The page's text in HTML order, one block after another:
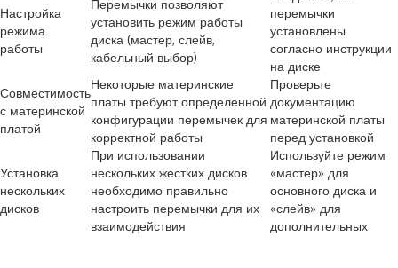
Настройка
режима
работы
Перемычки позволяют
установить режим работы
диска (мастер, слейв,
кабельный выбор)
перемычки
установлены
согласно инструкции
на диске
Совместимость
с материнской
платой
Некоторые материнские
платы требуют определенной
конфигурации перемычек для
корректной работы
Проверьте
документацию
материнской платы
перед установкой
Установка
нескольких
дисков
При использовании
нескольких жестких дисков
необходимо правильно
настроить перемычки для их
взаимодействия
Используйте режим
«мастер» для
основного диска и
«слейв» для
дополнительных